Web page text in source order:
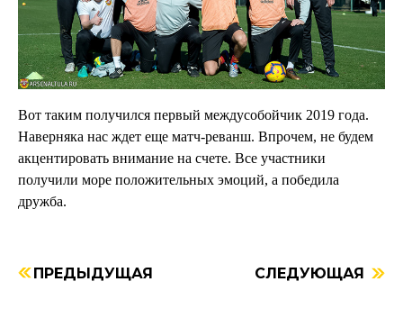
Вот таким получился первый междусобойчик 2019 года.
Наверняка нас ждет еще матч-реванш. Впрочем, не будем
акцентировать внимание на счете. Все участники
получили море положительных эмоций, а победила
дружба.
ПРЕДЫДУЩАЯ СЛЕДУЮЩАЯ